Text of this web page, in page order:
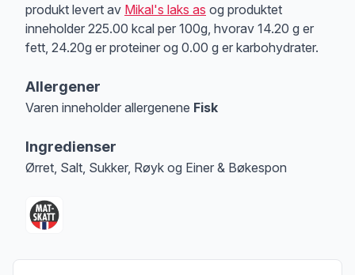
produkt levert av Mikal's laks as og produktet
inneholder 225.00 kcal per 100g, hvorav 14.20 g er
fett, 24.20g er proteiner og 0.00 g er karbohydrater.
Allergener
Varen inneholder allergenene Fisk
Ingredienser
Ørret, Salt, Sukker, Røyk og Einer & Bøkespon